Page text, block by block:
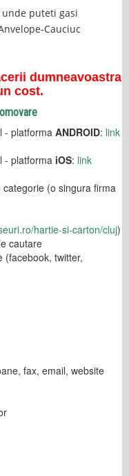
puteti gasi
Cauciuc
dumneavoastra
cost.
- platforma ANDROID: link
- platforma iOS: link
categorie (o singura firma
hartie-si-carton/cluj)
cautare
(facebook, twitter,
fax, email, website